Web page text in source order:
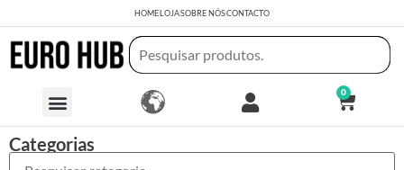
HOMELOJASOBRE NÓSCONTACTO
0
Categorias